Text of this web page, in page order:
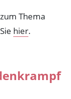
Thema
hier.